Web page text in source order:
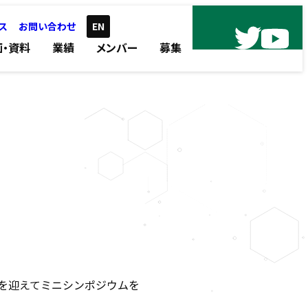
お問い合わせ EN
資料 業績 メンバー 募集
えてミニシンポジウムを